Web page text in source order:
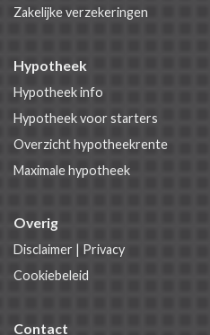
Zakelijke verzekeringen
Hypotheek
Hypotheek info
Hypotheek voor starters
Overzicht hypotheekrente
Maximale hypotheek
Overig
Disclaimer | Privacy
Cookiebeleid
Contact